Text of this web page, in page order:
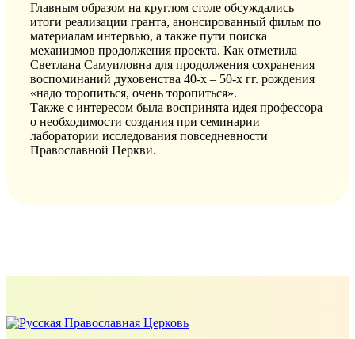
Главным образом на круглом столе обсуждались
итоги реализации гранта, анонсированный фильм по
материалам интервью, а также пути поиска
механизмов продолжения проекта. Как отметила
Светлана Самуиловна для продолжения сохранения
воспоминаний духовенства 40-х – 50-х гг. рождения
«надо торопиться, очень торопиться».
Также с интересом была воспринята идея профессора
о необходимости создания при семинарии
лаборатории исследования повседневности
Православной Церкви.